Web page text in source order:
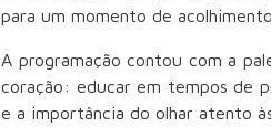
para um momento de
A programação contou com a
coração: educar em tempos de
e a importância do olhar atento